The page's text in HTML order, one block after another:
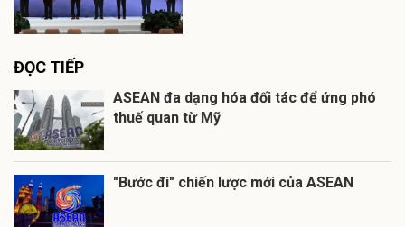
ĐỌC TIẾP
ASEAN đa dạng hóa đối tác để ứng phó
thuế quan từ Mỹ
"Bước đi" chiến lược mới của ASEAN